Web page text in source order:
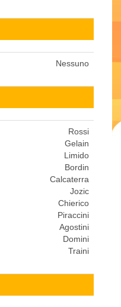
Nessuno
Rossi
Gelain
Limido
Bordin
Calcaterra
Jozic
Chierico
Piraccini
Agostini
Domini
Traini